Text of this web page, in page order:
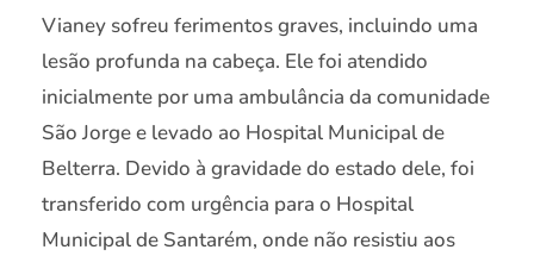
Vianey sofreu ferimentos graves, incluindo uma
lesão profunda na cabeça. Ele foi atendido
inicialmente por uma ambulância da comunidade
São Jorge e levado ao Hospital Municipal de
Belterra. Devido à gravidade do estado dele, foi
transferido com urgência para o Hospital
Municipal de Santarém, onde não resistiu aos